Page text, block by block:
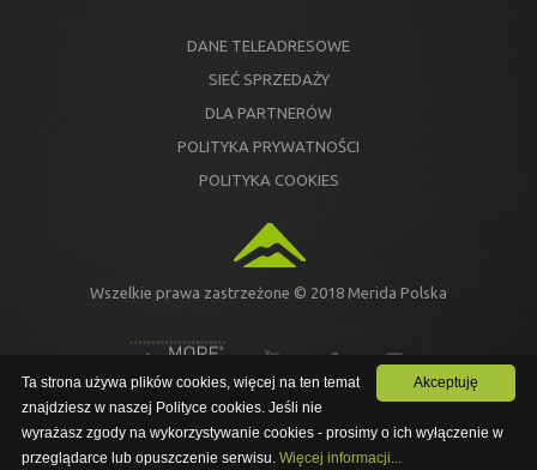
PRZEJDŹ NA NOWĄ STRONĘ
DANE TELEADRESOWE
SIEĆ SPRZEDAŻY
DLA PARTNERÓW
POLITYKA PRYWATNOŚCI
POLITYKA COOKIES
Wszelkie prawa zastrzeżone © 2018 Merida Polska
naszej Polityce cookies. Jeśli nie wyrażasz zgody na
wykorzystywanie cookies - prosimy o ich wyłączenie w przeglądarce
Akceptuję
Ta strona używa plików cookies, więcej na ten temat
znajdziesz w naszej Polityce cookies. Jeśli nie
wyrażasz zgody na wykorzystywanie cookies - prosimy o ich wyłączenie w
przeglądarce lub opuszczenie serwisu. Więcej informacji...